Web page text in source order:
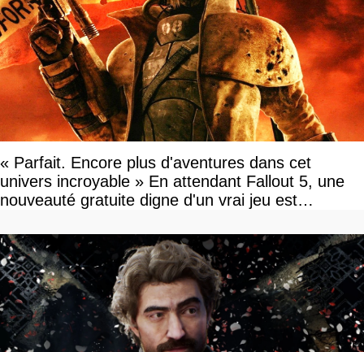
« Parfait. Encore plus d'aventures dans cet
univers incroyable » En attendant Fallout 5, une
nouveauté gratuite digne d'un vrai jeu est